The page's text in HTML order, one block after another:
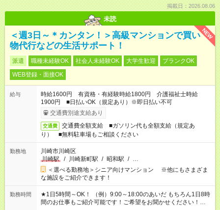
掲載日：2026.08.06
未読
NEW
＜週3日～＊カンタン！＞高級マンションで買い
物代行などの生活サポート！
派遣 職種未経験OK 社会人未経験OK 大学生歓迎
ブランクOK
WEB登録・面接OK
給与
時給1600円 有資格・有経験時給1800円 介護福祉士時給
1900円 ■日払いOK（規定あり）※即日払い不可
交通費別途支給あり
交通費
交通費全額支給 ■ガソリン代も全額支給（規定あ
り） ■無料駐車場もご相談ください
勤務地
川崎市川崎区
川崎駅
/ 川崎新町駅 / 昭和駅 / …
＜選べる勤務地＞シニア向けマンション ※他にもさまざま
な施設をご紹介できます！
勤務時間
★1日5時間～OK！ （例）9:00～18:00のあいだ もちろん1日8時
間のお仕事もご紹介可能です！ご希望をお聞かせください！★家